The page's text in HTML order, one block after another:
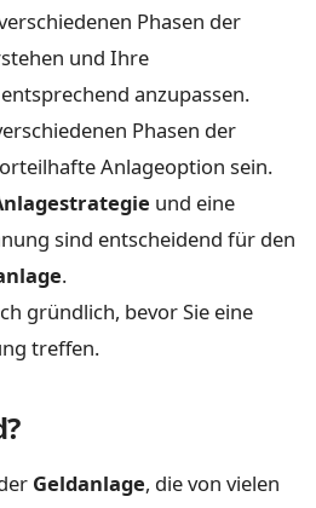
Phasen der
und Ihre
entsprechend anzupassen.
Phasen der
Anlageoption sein.
und eine
sind entscheidend für den
.
gründlich, bevor Sie eine
treffen.
Geldanlage, die von vielen